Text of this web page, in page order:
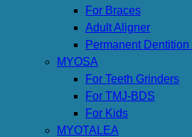
For Braces
Adult Aligner
Permanent Dentition
MYOSA
For Teeth Grinders
For TMJ-BDS
For Kids
MYOTALEA